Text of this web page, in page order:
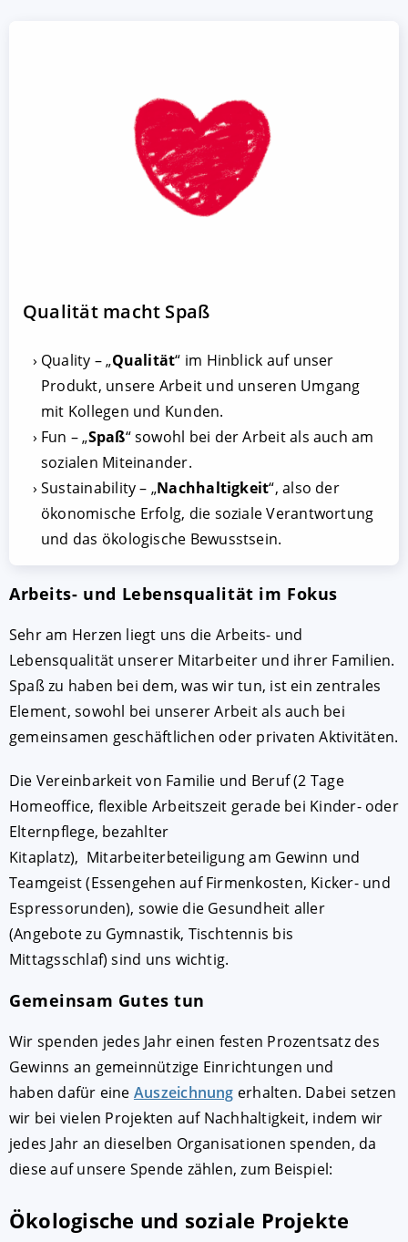
Qualität macht Spaß
Quality – „Qualität“ im Hinblick auf unser
Produkt, unsere Arbeit und unseren Umgang
mit Kollegen und Kunden.
Fun – „Spaß“ sowohl bei der Arbeit als auch am
sozialen Miteinander.
Sustainability – „Nachhaltigkeit“, also der
ökonomische Erfolg, die soziale Verantwortung
und das ökologische Bewusstsein.
Arbeits- und Lebensqualität im Fokus
Sehr am Herzen liegt uns die Arbeits- und
Lebensqualität unserer Mitarbeiter und ihrer Familien.
Spaß zu haben bei dem, was wir tun, ist ein zentrales
Element, sowohl bei unserer Arbeit als auch bei
gemeinsamen geschäftlichen oder privaten Aktivitäten.
Die Vereinbarkeit von Familie und Beruf (2 Tage
Homeoffice, flexible Arbeitszeit gerade bei Kinder- oder
Elternpflege, bezahlter
Kitaplatz), Mitarbeiterbeteiligung am Gewinn und
Teamgeist (Essengehen auf Firmenkosten, Kicker- und
Espressorunden), sowie die Gesundheit aller
(Angebote zu Gymnastik, Tischtennis bis
Mittagsschlaf) sind uns wichtig.
Gemeinsam Gutes tun
Wir spenden jedes Jahr einen festen Prozentsatz des
Gewinns an gemeinnützige Einrichtungen und
haben dafür eine Auszeichnung erhalten. Dabei setzen
wir bei vielen Projekten auf Nachhaltigkeit, indem wir
jedes Jahr an dieselben Organisationen spenden, da
diese auf unsere Spende zählen, zum Beispiel:
Ökologische und soziale Projekte